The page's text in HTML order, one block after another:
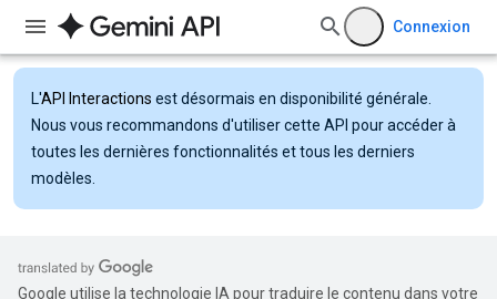
Connexion
L'API Interactions est désormais en disponibilité générale.
Nous vous recommandons d'utiliser cette API pour accéder à
toutes les dernières fonctionnalités et tous les derniers
modèles.
Google utilise la technologie IA pour traduire le contenu dans votre